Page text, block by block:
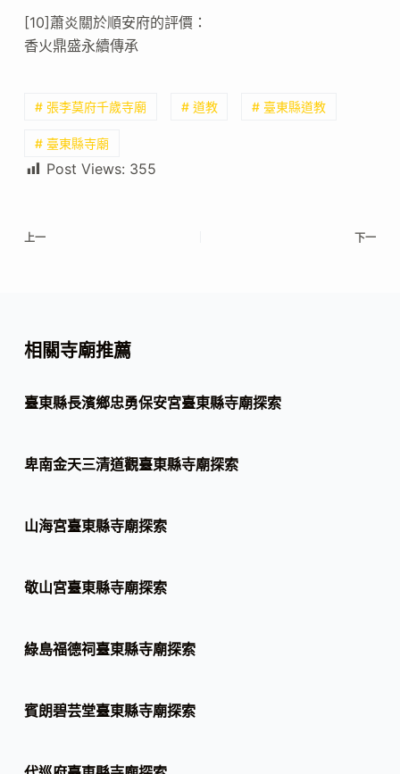
[10]蕭炎關於順安府的評價：
香火鼎盛永續傳承
# 張李莫府千歲寺廟 # 道教 # 臺東縣道教
# 臺東縣寺廟
Post Views: 355
上一 下一
相關寺廟推薦
臺東縣長濱鄉忠勇保安宮臺東縣寺廟探索
卑南金天三清道觀臺東縣寺廟探索
山海宮臺東縣寺廟探索
敬山宮臺東縣寺廟探索
綠島福德祠臺東縣寺廟探索
賓朗碧芸堂臺東縣寺廟探索